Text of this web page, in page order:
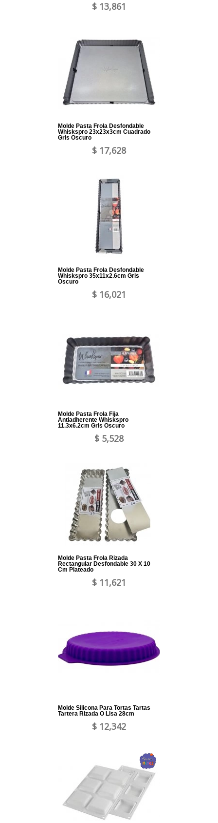
$ 13,861
Molde Pasta Frola Desfondable
Whiskspro 23x23x3cm Cuadrado
Gris Oscuro
$ 17,628
Molde Pasta Frola Desfondable
Whiskspro 35x11x2.6cm Gris
Oscuro
$ 16,021
Molde Pasta Frola Fija
Antiadherente Whiskspro
11.3x6.2cm Gris Oscuro
$ 5,528
Molde Pasta Frola Rizada
Rectangular Desfondable 30 X 10
Cm Plateado
$ 11,621
Molde Silicona Para Tortas Tartas
Tartera Rizada O Lisa 28cm
$ 12,342